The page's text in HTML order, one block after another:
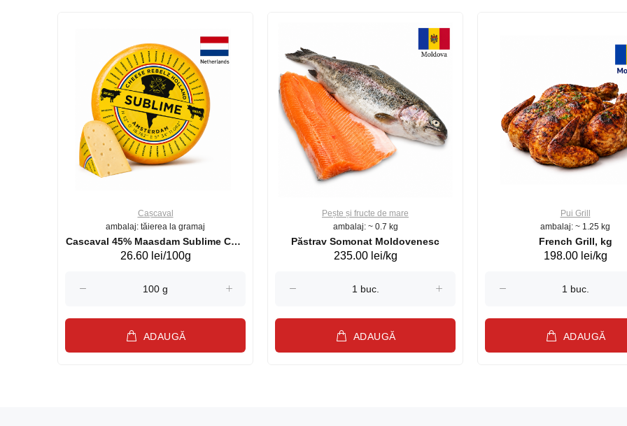
Cașcaval
ambalaj: tăierea la gramaj
Cascaval 45% Maasdam Sublime Cow
(075002)
26.60 lei/100g
ADAUGĂ
Pește și fructe de mare
ambalaj: ~ 0.7 kg
Păstrav Somonat Moldovenesc
235.00 lei/kg
ADAUGĂ
Pui Grill
ambalaj: ~ 1.25 kg
French Grill, kg
198.00 lei/kg
ADAUGĂ